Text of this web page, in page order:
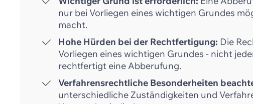
nur bei Vorliegen eines wichtigen Grundes
macht.
Hohe Hürden bei der Rechtfertigung: Die
Vorliegen eines wichtigen Grundes - nicht
rechtfertigt eine Abberufung.
Verfahrensrechtliche Besonderheiten
unterschiedliche Zuständigkeiten und